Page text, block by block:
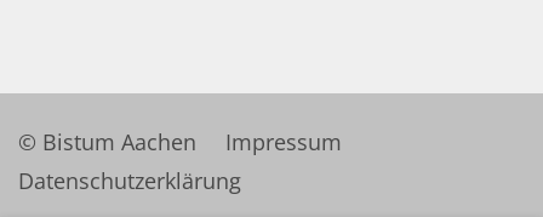
© Bistum Aachen
Impressum
Datenschutzerklärung